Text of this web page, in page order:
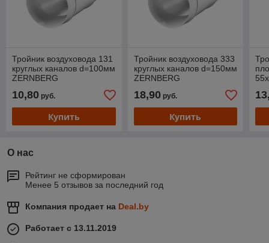
Тройник воздуховода 131
круглых каналов d=100мм
ZERNBERG
10,80 руб.
Купить
Тройник воздуховода 333
круглых каналов d=150мм
ZERNBERG
18,90руб.
Купить
О нас
Рейтинг не сформирован
Менее 5 отзывов за последний год
Компания продает на Deal.by
Работает с 13.11.2019